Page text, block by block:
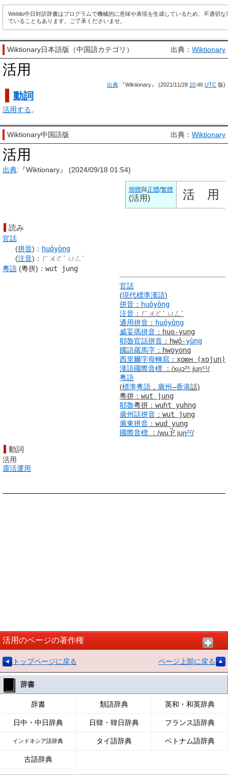
Weblio中日対訳辞書はプログラムで機械的に意味や表現を生成しているため、不適切な
ていることもあります。ご了承くださいませ。
Wiktionary日本語版（中国語カテゴリ） 出典： Wiktionary
活用
出典:『Wiktionary』 (2021/11/28 10:46 UTC 版)
動詞
活用する。
Wiktionary中国語版 出典： Wiktionary
活用
出典:『Wiktionary』 (2024/09/18 01:54)
簡體與正體/繁體
(活用) 活 用
読み
官話
(拼音) ： huóyòng
(注音) ： ㄏㄨㄛˊ ㄩㄥˋ
粵語 (粵拼) ： wut jung
官話
(現代標準漢語)
拼音 ： huóyòng
注音 ： ㄏㄨㄛˊ ㄩㄥˋ
通用拼音 ： huóyòng
威妥瑪拼音 ： huo-yung
耶魯官話拼音 ： hwó-yùng
國語羅馬字 ： hwoyonq
西里爾字母轉寫 ： хоюн
(xojun)
漢語國際音標 ： /xu̯ɔ³⁵ jʊŋ⁵¹/
粵語
(標準粵語 ， 廣州–香港話)
粵拼 ： wut jung
耶魯粵拼 ： wuht yuhng
廣州話拼音 ： wut jung
廣東拼音 ： wud yung
國際音標
： /wuːt̚² jʊŋ²²/
動詞
活用
靈活運用
活用のページの著作権
トップページに戻る ページ上部に戻る
辞書
辞書 類語辞典 英和・和英辞典
日中・中日辞典 日韓・韓日辞典 フランス語辞典
インドネシア語辞典 タイ語辞典 ベトナム語辞典
古語辞典